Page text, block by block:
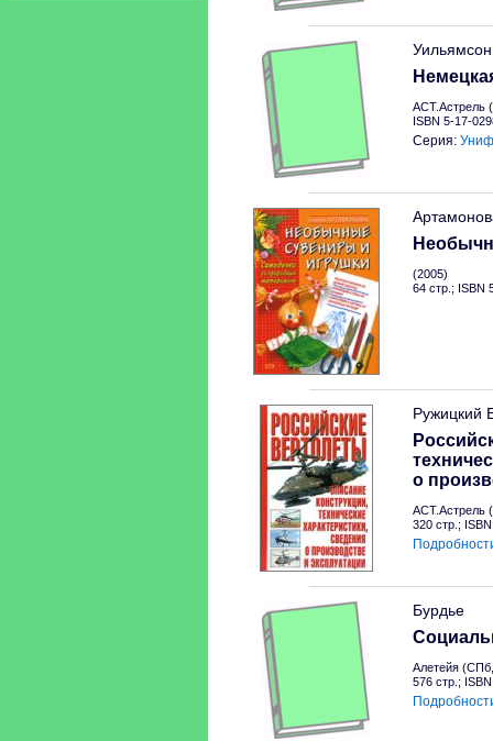
АСТ.Астрель
ISBN 5-17-
Серия:
(2005)
64 стр.; ISBN
Ружицкий
о
АСТ.Астрель
320 стр.;
Бурдье
Алетейя
576 стр.;